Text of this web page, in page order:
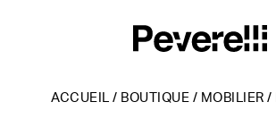
ACCUEIL / BOUTIQUE / MOBILIER /